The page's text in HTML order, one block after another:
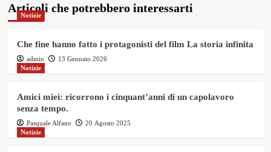
Articoli che potrebbero interessarti
Notizie
Che fine hanno fatto i protagonisti del film La storia infinita
admin
13 Gennaio 2026
Notizie
Amici miei: ricorrono i cinquant’anni di un capolavoro
senza tempo.
Pasquale Alfano
20 Agosto 2025
Notizie